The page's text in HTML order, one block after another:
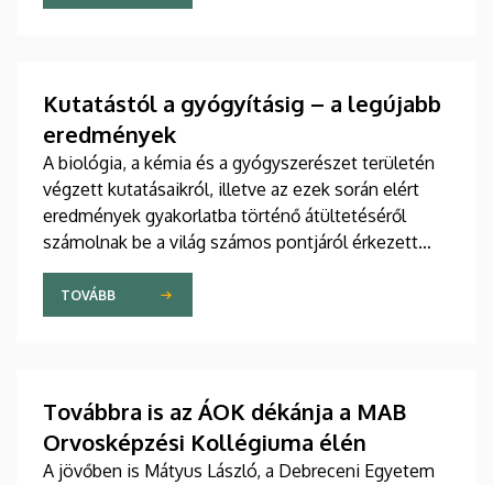
dolgozhatnak a jövőben. A diplomák átadása
Kutatástól a gyógyításig – a legújabb
eredmények
A biológia, a kémia és a gyógyszerészet területén
végzett kutatásaikról, illetve az ezek során elért
eredmények gyakorlatba történő átültetéséről
számolnak be a világ számos pontjáról érkezett
kutatók a Debreceni Egyetemen egy csütörtökön
kezdődött háromnapos konferencián. Az angol
nyelvű tanácskozáson több mint százan vesznek
TOVÁBB
Továbbra is az ÁOK dékánja a MAB
Orvosképzési Kollégiuma élén
A jövőben is Mátyus László, a Debreceni Egyetem